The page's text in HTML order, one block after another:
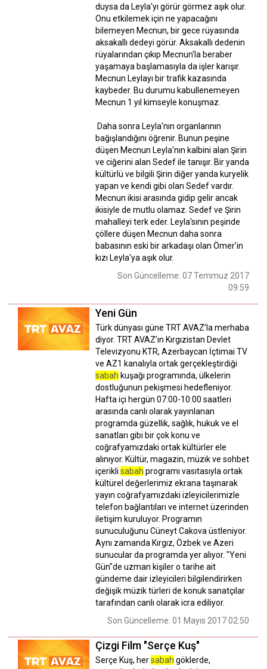
duysa da Leyla'yı görür görmez aşık olur.
Onu etkilemek için ne yapacağını
bilemeyen Mecnun, bir gece rüyasında
aksakallı dedeyi görür. Aksakallı dedenin
rüyalarından çıkıp Mecnun'la beraber
yaşamaya başlamasıyla da işler karışır.
Mecnun Leylayı bir trafik kazasında
kaybeder. Bu durumu kabullenemeyen
Mecnun 1 yıl kimseyle konuşmaz.
Daha sonra Leyla'nın organlarının
bağışlandığını öğrenir. Bunun peşine
düşen Mecnun Leyla'nın kalbini alan Şirin
ve ciğerini alan Sedef ile tanışır. Bir yanda
kültürlü ve bilgili Şirin diğer yanda kuryelik
yapan ve kendi gibi olan Sedef vardır.
Mecnun ikisi arasında gidip gelir ancak
ikisiyle de mutlu olamaz. Sedef ve Şirin
mahalleyi terk eder. Leyla'sının peşinde
çöllere düşen Mecnun daha sonra
babasının eski bir arkadaşı olan Ömer'in
kızı Leyla'ya aşık olur.
Son Güncelleme: 07 Temmuz 2017
09:59
Yeni Gün
Türk dünyası güne TRT AVAZ’la merhaba
diyor. TRT AVAZ’ın Kırgızistan Devlet
Televizyonu KTR, Azerbaycan İçtimai TV
ve AZ1 kanalıyla ortak gerçekleştirdiği
sabah kuşağı programında, ülkelerin
dostluğunun pekişmesi hedefleniyor.
Hafta içi hergün 07:00-10:00 saatleri
arasında canlı olarak yayınlanan
programda güzellik, sağlık, hukuk ve el
sanatları gibi bir çok konu ve
coğrafyamızdaki ortak kültürler ele
alınıyor. Kültür, magazin, müzik ve sohbet
içerikli sabah programı vasıtasıyla ortak
kültürel değerlerimiz ekrana taşınarak
yayın coğrafyamızdaki izleyicilerimizle
telefon bağlantıları ve internet üzerinden
iletişim kuruluyor. Programın
sunuculuğunu Cüneyt Cakova üstleniyor.
Aynı zamanda Kırgız, Özbek ve Azeri
sunucular da programda yer alıyor. "Yeni
Gün"de uzman kişiler o tarihe ait
gündeme dair izleyicileri bilgilendirirken
değişik müzik türleri de konuk sanatçılar
tarafından canlı olarak icra ediliyor.
Son Güncelleme: 01 Mayıs 2017 02:50
Çizgi Film "Serçe Kuş"
Serçe Kuş, hersabah göklerde,